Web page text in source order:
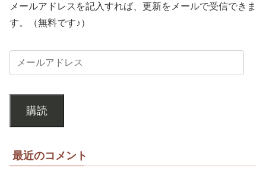
メールアドレスを記入すれば、更新をメールで受信できま
す。（無料です♪）
購読
最近のコメント